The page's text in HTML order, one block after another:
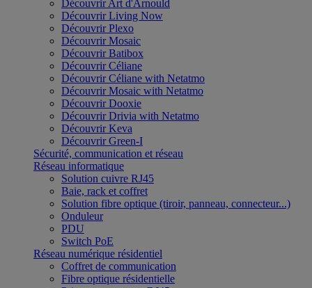
Découvrir Art d'Arnould
Découvrir Living Now
Découvrir Plexo
Découvrir Mosaic
Découvrir Batibox
Découvrir Céliane
Découvrir Céliane with Netatmo
Découvrir Mosaic with Netatmo
Découvrir Dooxie
Découvrir Drivia with Netatmo
Découvrir Keva
Découvrir Green-I
Sécurité, communication et réseau
Réseau informatique
Solution cuivre RJ45
Baie, rack et coffret
Solution fibre optique (tiroir, panneau, connecteur...)
Onduleur
PDU
Switch PoE
Réseau numérique résidentiel
Coffret de communication
Fibre optique résidentielle